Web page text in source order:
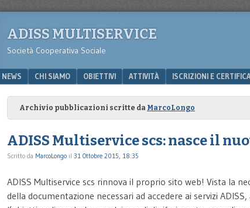
ADISS MULTISERVICE
Società Cooperativa Sociale
Menu
SKIP TO CONTENT
NEWS CHI SIAMO OBIETTIVI ATTIVITÀ ISCRIZIONI E
Archivio pubblicazioni scritte da MarcoLongo
ADISS Multiservice scs: nasce il
Scritto da MarcoLongo il 31 Ottobre 2015, 18:35
ADISS Multiservice scs rinnova il proprio sito web! Vista la
della documentazione necessari ad accedere ai servizi